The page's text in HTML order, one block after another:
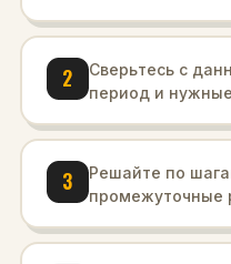
2
Сверьтесь с
период и
3
Решайте по
промежуточные